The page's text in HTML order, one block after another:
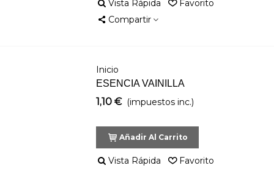
Vista Rápida
Favorito
Compartir
Inicio
ESENCIA VAINILLA
1,10 € (impuestos inc.)
Añadir Al Carrito
Vista Rápida
Favorito